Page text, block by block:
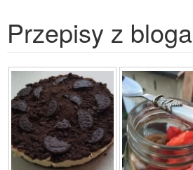
Przepisy z bloga